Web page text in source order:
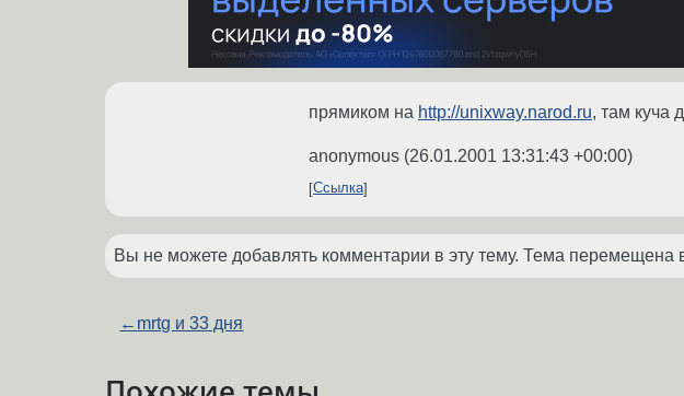
прямиком на http://unixway.narod.ru, там куча
anonymous (26.01.2001 13:31:43 +00:00)
Ссылка
Вы не можете добавлять комментарии в эту тему. Тема перемещена
← mrtg и 33 дня